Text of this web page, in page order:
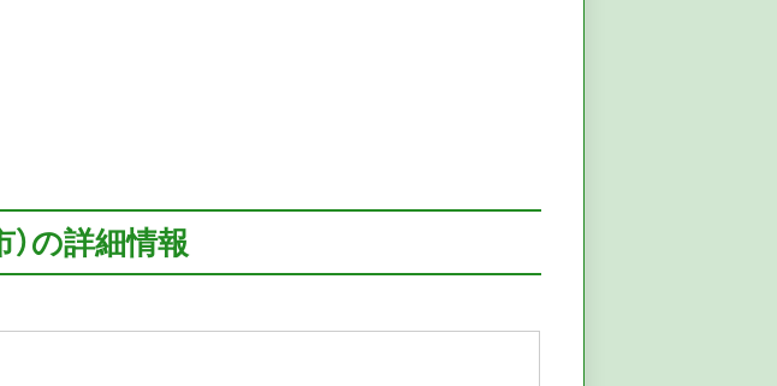
の詳細情報